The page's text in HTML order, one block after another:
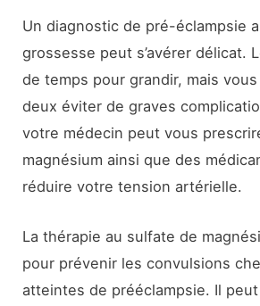
Un diagnostic de pré-éclampsie
grossesse peut s’avérer délicat.
de temps pour grandir, mais
deux éviter de graves
votre médecin peut vous
magnésium ainsi que des
réduire votre tension artérielle.
La thérapie au sulfate de
pour prévenir les convulsions
atteintes de prééclampsie. Il